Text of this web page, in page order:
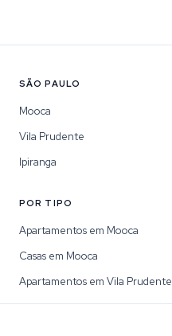
SÃO PAULO
Mooca
Vila Prudente
Ipiranga
POR TIPO
Apartamentos em Mooca
Casas em Mooca
Apartamentos em Vila Prudente